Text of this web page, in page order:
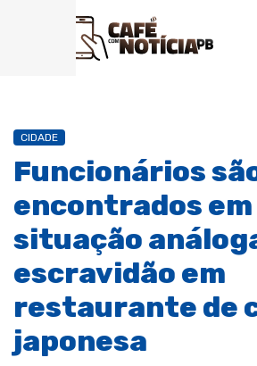
CIDADE
Funcionários
encontrados em
situação
escravidão em
restaurante de
japonesa